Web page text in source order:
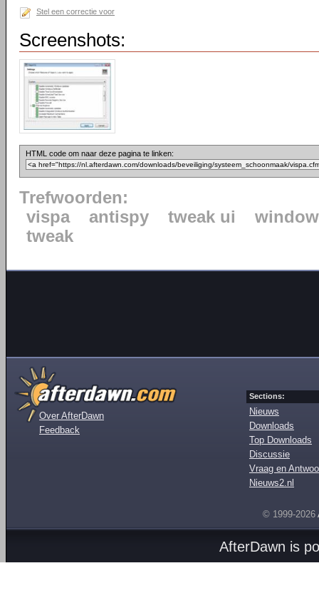
Stel een correctie voor
Screenshots:
HTML code om naar deze pagina te linken:
Trefwoorden:
vispa
antispy tweak ui
tweak
Over AfterDawn
Feedback
Sections:
Nieuws
Downloads
Top Downloads
Discussie
Vraag en
Nieuws2.nl
© 1999-2026
AfterDawn is